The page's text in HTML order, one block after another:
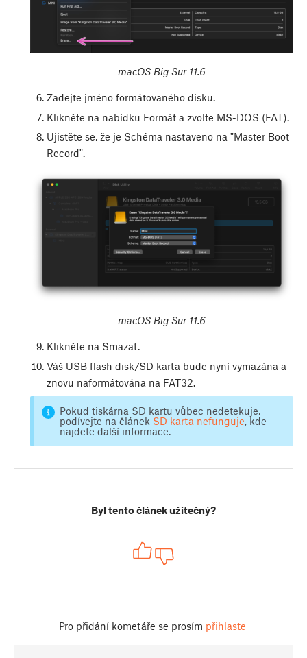
macOS Big Sur 11.6
Zadejte jméno formátovaného disku.
Klikněte na nabídku Formát a zvolte MS-DOS (FAT).
Ujistěte se, že je Schéma nastaveno na "Master Boot
Record".
macOS Big Sur 11.6
Klikněte na Smazat.
Váš USB flash disk/SD karta bude nyní vymazána a
znovu naformátována na FAT32.
Pokud tiskárna SD kartu vůbec nedetekuje,
podívejte na článek SD karta nefunguje, kde
najdete další informace.
Byl tento článek užitečný?
Pro přidání kometáře se prosím přihlaste